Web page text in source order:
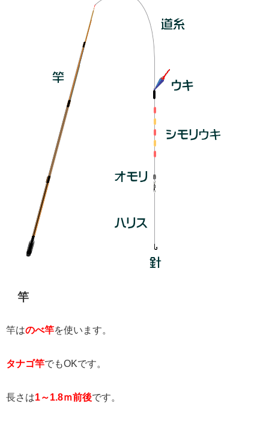
竿
竿はのべ竿を使います。
タナゴ竿でもOKです。
長さは1～1.8ｍ前後です。